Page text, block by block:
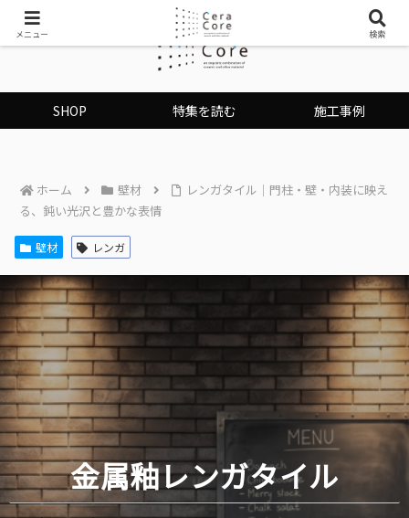
SHOP 特集を読む 施工事例
ホーム 壁材
レンガタイル｜門柱・壁・内装に映え
る、鈍い光沢と豊かな表情
壁材 レンガ
金属釉レンガタイル
メニュー 検索